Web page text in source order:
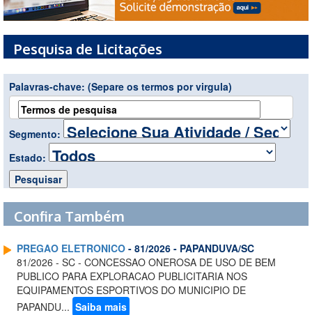
Pesquisa de Licitações
Palavras-chave: (Separe os termos por virgula)
Segmento:
Estado:
Confira Também
PREGAO ELETRONICO - 81/2026 - PAPANDUVA/SC
81/2026 - SC - CONCESSAO ONEROSA DE USO DE BEM
PUBLICO PARA EXPLORACAO PUBLICITARIA NOS
EQUIPAMENTOS ESPORTIVOS DO MUNICIPIO DE
PAPANDU... Saiba mais